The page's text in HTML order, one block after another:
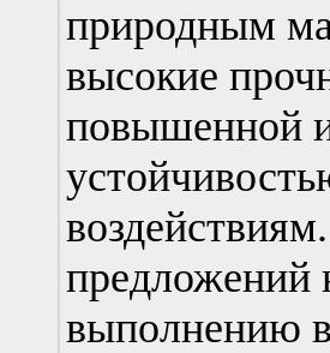
природным
высокие
повышенной
предложений
выполнению